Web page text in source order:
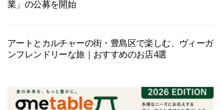
業」の公募を開始
アートとカルチャーの街・豊島区で楽しむ、ヴィーガ
ンフレンドリーな旅｜おすすめのお店4選